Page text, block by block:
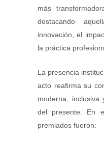
más
destacando
innovación, el
la práctica
La presencia
acto reafirma su
moderna,
del presente. En
premiados fueron: